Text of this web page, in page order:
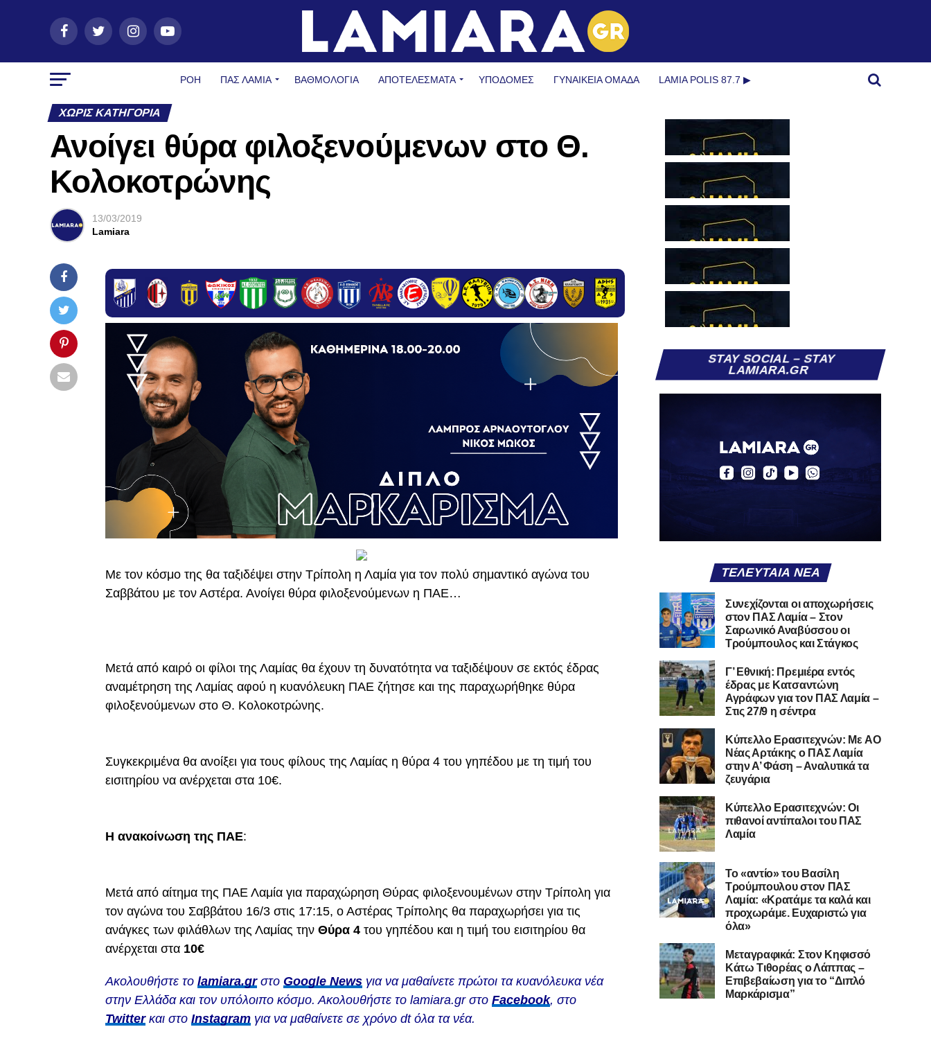
ΡΟΗ ΠΑΣ ΛΑΜΊΑ ΒΑΘΜΟΛΟΓΙΑ ΑΠΟΤΕΛΕΣΜΑΤΑ ΥΠΟΔΟΜΈΣ ΓΥΝΑΙΚΕΊΑ ΟΜΆΔΑ LAMIA POLIS 87.7 ▶︎
ΧΩΡΊΣ ΚΑΤΗΓΟΡΊΑ
Ανοίγει θύρα φιλοξενούμενων στο Θ.
Κολοκοτρώνης
13/03/2019
Lamiara
Με τον κόσμο της θα ταξιδέψει στην Τρίπολη η Λαμία για τον πολύ σημαντικό αγώνα του
Σαββάτου με τον Αστέρα. Ανοίγει θύρα φιλοξενούμενων η ΠΑΕ…
Μετά από καιρό οι φίλοι της Λαμίας θα έχουν τη δυνατότητα να ταξιδέψουν σε εκτός έδρας
αναμέτρηση της Λαμίας αφού η κυανόλευκη ΠΑΕ ζήτησε και της παραχωρήθηκε θύρα
φιλοξενούμενων στο Θ. Κολοκοτρώνης.
Συγκεκριμένα θα ανοίξει για τους φίλους της Λαμίας η θύρα 4 του γηπέδου με τη τιμή του
εισιτηρίου να ανέρχεται στα 10€.
Η ανακοίνωση της ΠΑΕ:
Μετά από αίτημα της ΠΑΕ Λαμία για παραχώρηση Θύρας φιλοξενουμένων στην Τρίπολη για
τον αγώνα του Σαββάτου 16/3 στις 17:15, ο Αστέρας Τρίπολης θα παραχωρήσει για τις
ανάγκες των φιλάθλων της Λαμίας την Θύρα 4 του γηπέδου και η τιμή του εισιτηρίου θα
ανέρχεται στα 10€
Ακολουθήστε το lamiara.grστο Google News για να μαθαίνετε πρώτοι τα κυανόλευκα νέα
στην Ελλάδα και τον υπόλοιπο κόσμο. Ακολουθήστε το lamiara.gr στο Facebook, στο
Twitterκαι στο Instagram για να μαθαίνετε σε χρόνο dt όλα τα νέα.
STAY SOCIAL – STAY
LAMIARA.GR
ΤΕΛΕΥΤΑΊΑ ΝΈΑ
Συνεχίζονται οι αποχωρήσεις
στον ΠΑΣ Λαμία – Στον
Σαρωνικό Αναβύσσου οι
Τρούμπουλος και Στάγκος
Γ’ Εθνική: Πρεμιέρα εντός
έδρας με Κατσαντώνη
Αγράφων για τον ΠΑΣ Λαμία –
Στις 27/9 η σέντρα
Kύπελλο Ερασιτεχνών: Με AO
Nέας Αρτάκης ο ΠΑΣ Λαμία
στην Α’ Φάση – Αναλυτικά τα
ζευγάρια
Κύπελλο Ερασιτεχνών: Οι
πιθανοί αντίπαλοι του ΠΑΣ
Λαμία
Το «αντίο» του Βασίλη
Τρούμπουλου στον ΠΑΣ
Λαμία: «Κρατάμε τα καλά και
προχωράμε. Ευχαριστώ για
όλα»
Μεταγραφικά: Στον Κηφισσό
Κάτω Τιθορέας ο Λάππας –
Επιβεβαίωση για το “Διπλό
Μαρκάρισμα”